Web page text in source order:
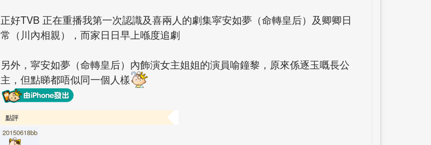
正好TVB 正在重播我第一次認識及喜兩人的劇集寜安如夢（命轉皇后）及卿卿日
常（川內相親），而家日日早上喺度追劇
另外，寜安如夢（命轉皇后）內飾演女主姐姐的演員喻鐘黎，原來係逐玉嘅長公
主，但點睇都唔似同一個人樣
點評
20150618bb